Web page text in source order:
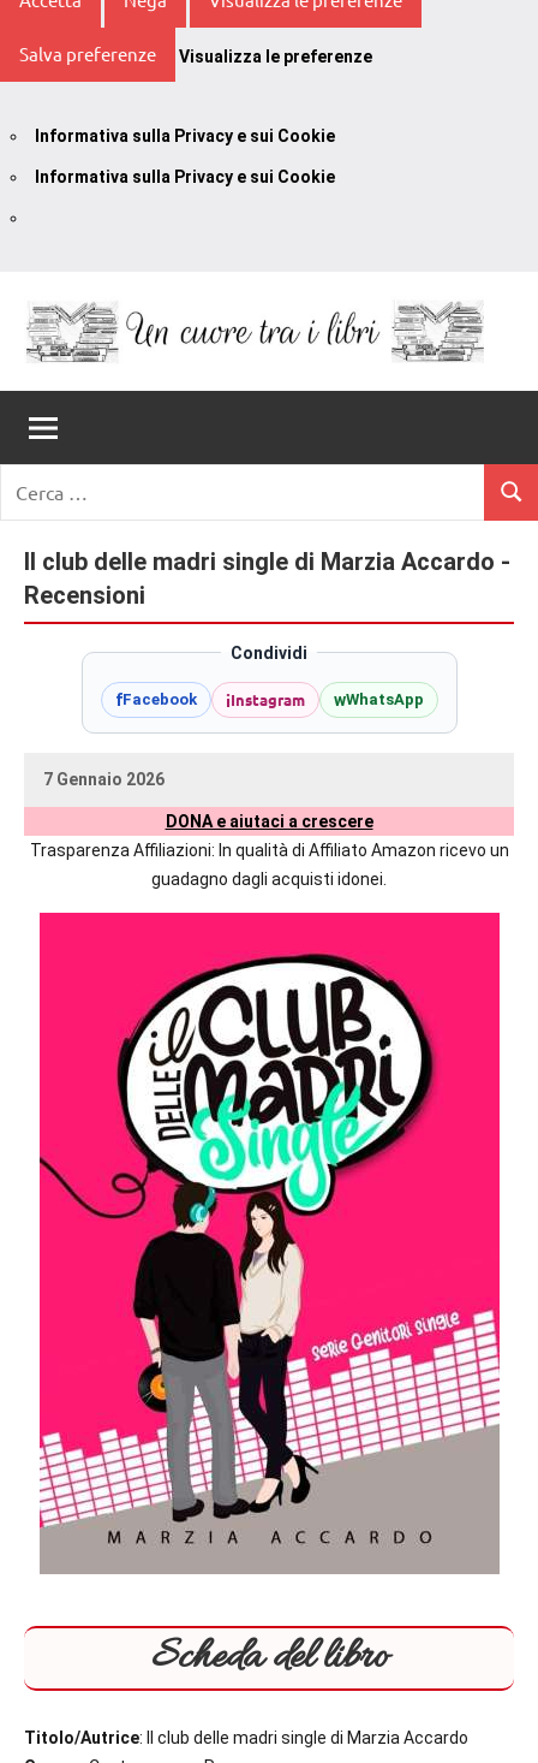
Salva preferenze Visualizza le preferenze
Informativa sulla Privacy e sui Cookie
Informativa sulla Privacy e sui Cookie
contenuto
Un
Cuore
Tra
I
Libri
romanzi
romance
e
non
solo.
Recensioni,
delle
autrici
per:
Il club delle madri single di Marzia Accardo -
Recensioni
Condividi
fFacebook iInstagram wWhatsApp
7 Gennaio 2026
DONA e aiutaci a crescere
Trasparenza Affiliazioni: In qualità di Affiliato Amazon ricevo un
guadagno dagli acquisti idonei.
Scheda del libro
Titolo/Autrice: Il club delle madri single di Marzia Accardo